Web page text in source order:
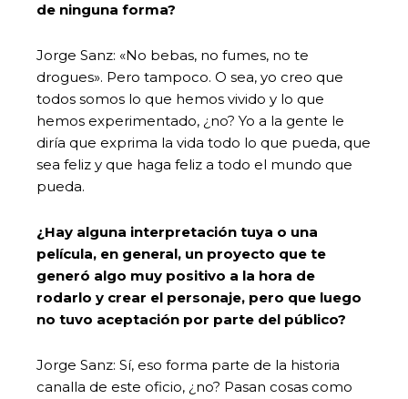
de ninguna forma?
Jorge Sanz: «No bebas, no fumes, no te
drogues». Pero tampoco. O sea, yo creo que
todos somos lo que hemos vivido y lo que
hemos experimentado, ¿no? Yo a la gente le
diría que exprima la vida todo lo que pueda, que
sea feliz y que haga feliz a todo el mundo que
pueda.
¿Hay alguna interpretación tuya o una
película, en general, un proyecto que te
generó algo muy positivo a la hora de
rodarlo y crear el personaje, pero que luego
no tuvo aceptación por parte del público?
Jorge Sanz: Sí, eso forma parte de la historia
canalla de este oficio, ¿no? Pasan cosas como